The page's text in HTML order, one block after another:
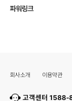
파워링크
회사소개 이용약관
고객센터